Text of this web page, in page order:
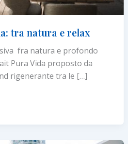
tra natura e relax
fra natura e profondo
Pura Vida proposto da
rigenerante tra le […]